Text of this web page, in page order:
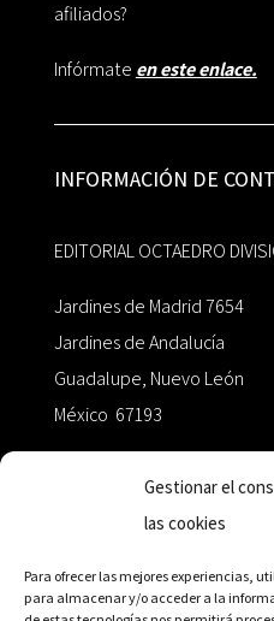
Gestionar el
las cookies
Para ofrecer las mejores experiencias,
para almacenar y/o acceder a la
afiliados?
Infórmate en este enlace.
INFORMACIÓN DE
EDITORIAL OCTAEDRO
Jardines de Madrid 7654
Jardines de Andalucía
Guadalupe, Nuevo León
México 67193
+52 811.499.5638